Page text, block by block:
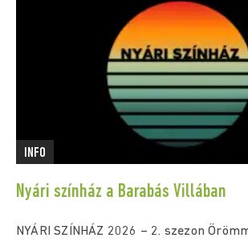
INFO
Nyári színház a Barabás Villában
NYÁRI SZÍNHÁZ 2026 – 2. szezon